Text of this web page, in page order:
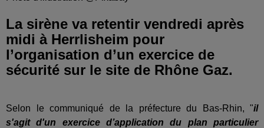
La sirène va retentir vendredi après
midi à Herrlisheim pour
l’organisation d’un exercice de
sécurité sur le site de Rhône Gaz.
Selon le communiqué de la préfecture du Bas-Rhin, "il
s'agit d'un exercice d’application du plan particulier